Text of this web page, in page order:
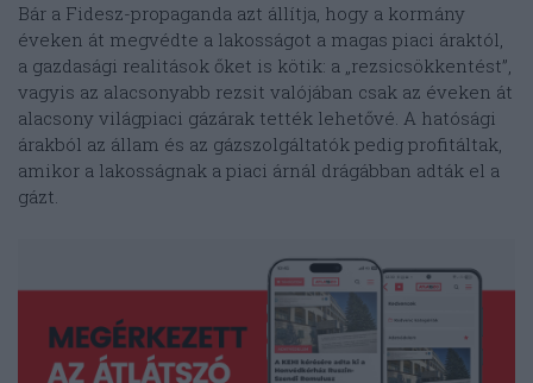
Bár a Fidesz-propaganda azt állítja, hogy a kormány
éveken át megvédte a lakosságot a magas piaci áraktól,
a gazdasági realitások őket is kötik: a „rezsicsökkentést”,
vagyis az alacsonyabb rezsit valójában csak az éveken át
alacsony világpiaci gázárak tették lehetővé. A hatósági
árakból az állam és az gázszolgáltatók pedig profitáltak,
amikor a lakosságnak a piaci árnál drágábban adták el a
gázt.